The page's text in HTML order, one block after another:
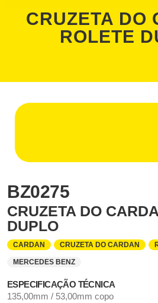
CRUZETA DO
ROLETE
BZ0275
CRUZETA DO
DUPLO
CARDAN CRUZETA DO CARDAN
MERCEDES BENZ
ESPECIFICAÇÃO TÉCNICA
135,00mm / 53,00mm copo